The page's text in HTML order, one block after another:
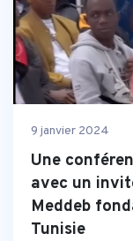
9 janvier 2024
Une
avec un
Meddeb
Tunisie